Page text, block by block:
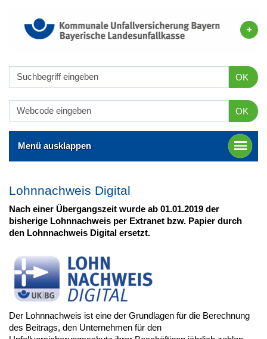
OK
OK
Menü ausklappen
Lohnnachweis Digital
Nach einer Übergangszeit wurde ab 01.01.2019 der
bisherige Lohnnachweis per Extranet bzw. Papier durch
den Lohnnachweis Digital ersetzt.
Der Lohnnachweis ist eine der Grundlagen für die Berechnung
des Beitrags, den Unternehmen für den